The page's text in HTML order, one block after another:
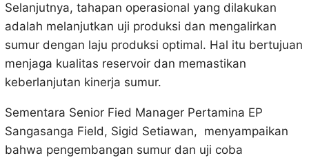
Selanjutnya, tahapan operasional yang dilakukan
adalah melanjutkan uji produksi dan mengalirkan
sumur dengan laju produksi optimal. Hal itu bertujuan
menjaga kualitas reservoir dan memastikan
keberlanjutan kinerja sumur.
Sementara Senior Fied Manager Pertamina EP
Sangasanga Field, Sigid Setiawan, menyampaikan
bahwa pengembangan sumur dan uji coba